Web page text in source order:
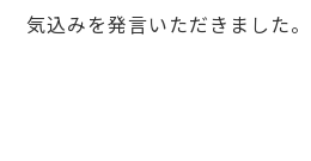
気込みを発言いただきました。